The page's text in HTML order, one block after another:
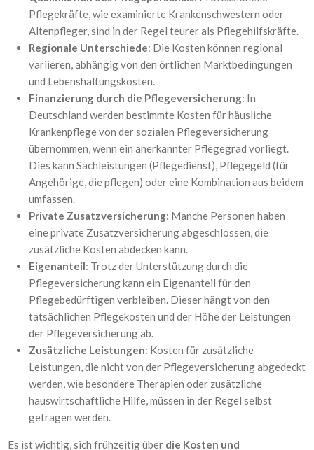
Pflegekräfte, wie examinierte Krankenschwestern oder
Altenpfleger, sind in der Regel teurer als Pflegehilfskräfte.
Regionale Unterschiede: Die Kosten können regional
variieren, abhängig von den örtlichen Marktbedingungen
und Lebenshaltungskosten.
Finanzierung durch die Pflegeversicherung: In
Deutschland werden bestimmte Kosten für häusliche
Krankenpflege von der sozialen Pflegeversicherung
übernommen, wenn ein anerkannter Pflegegrad vorliegt.
Dies kann Sachleistungen (Pflegedienst), Pflegegeld (für
Angehörige, die pflegen) oder eine Kombination aus beidem
umfassen.
Private Zusatzversicherung: Manche Personen haben
eine private Zusatzversicherung abgeschlossen, die
zusätzliche Kosten abdecken kann.
Eigenanteil: Trotz der Unterstützung durch die
Pflegeversicherung kann ein Eigenanteil für den
Pflegebedürftigen verbleiben. Dieser hängt von den
tatsächlichen Pflegekosten und der Höhe der Leistungen
der Pflegeversicherung ab.
Zusätzliche Leistungen: Kosten für zusätzliche
Leistungen, die nicht von der Pflegeversicherung abgedeckt
werden, wie besondere Therapien oder zusätzliche
hauswirtschaftliche Hilfe, müssen in der Regel selbst
getragen werden.
Es ist wichtig, sich frühzeitig über die Kosten und